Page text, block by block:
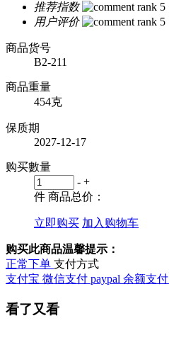
推荐指数
用户评价
商品货号
B2-211
商品重量
454克
保质期
2027-12-17
购买數量
- +
件 商品总价：
立即购买 加入购物车
购买此商品温馨提示：
正常下单 支付方式
支付宝 微信支付 paypal 余额支付
看了又看